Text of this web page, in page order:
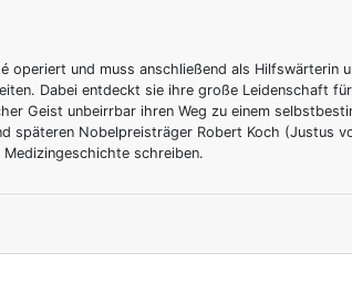
und muss anschließend als Hilfswärterin
Dabei entdeckt sie ihre große Leidenschaft
Geist unbeirrbar ihren Weg zu einem
späteren Nobelpreisträger Robert Koch (Justus
schreiben.